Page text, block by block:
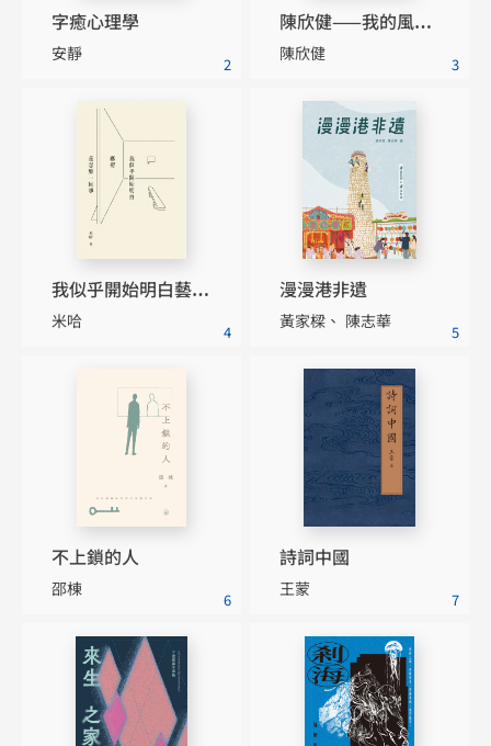
字癒心理學
安靜
2
陳欣健——我的風雲往事
陳欣健
3
我似乎開始明白藝術是怎麼一回事
米哈
4
漫漫港非遺
黃家樑 陳志華
5
不上鎖的人
邵棟
6
詩詞中國
王蒙
7